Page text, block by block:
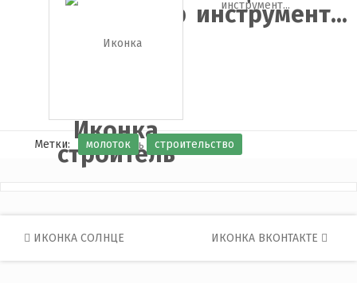
экскаватор инструмент...
Иконка
строитель
Метки: молоток строительство
Post
navigation
ИКОНКА СОЛНЦЕ ИКОНКА ВКОНТАКТЕ